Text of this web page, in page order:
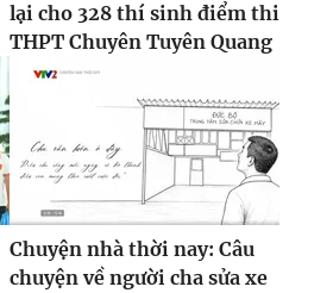
lại cho 328 thí sinh điểm thi
THPT Chuyên Tuyên Quang
Chuyện nhà thời nay: Câu
chuyện về người cha sửa xe